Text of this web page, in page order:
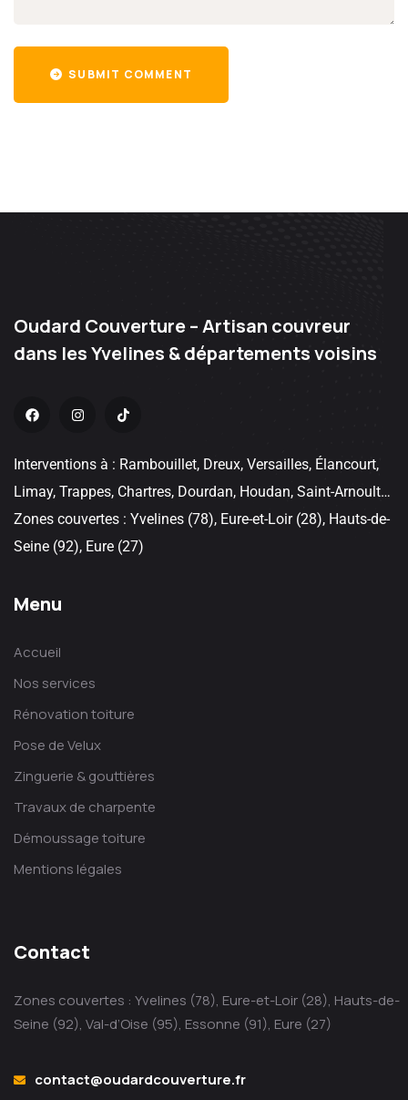
SUBMIT COMMENT
Oudard Couverture – Artisan couvreur
dans les Yvelines & départements voisins
Interventions à : Rambouillet, Dreux, Versailles, Élancourt,
Limay, Trappes, Chartres, Dourdan, Houdan, Saint-Arnoult…
Zones couvertes : Yvelines (78), Eure-et-Loir (28), Hauts-de-
Seine (92), Eure (27)
Menu
Accueil
Nos services
Rénovation toiture
Pose de Velux
Zinguerie & gouttières
Travaux de charpente
Démoussage toiture
Mentions légales
Contact
Zones couvertes : Yvelines (78), Eure-et-Loir (28), Hauts-de-
Seine (92), Val-d’Oise (95), Essonne (91), Eure (27)
contact@oudardcouverture.fr